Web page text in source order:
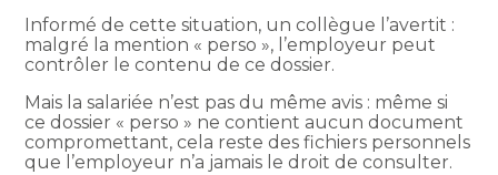
Informé de cette situation, un collègue l’avertit :
malgré la mention « perso », l’employeur peut
contrôler le contenu de ce dossier.
Mais la salariée n’est pas du même avis : même si
ce dossier « perso » ne contient aucun document
compromettant, cela reste des fichiers personnels
que l’employeur n’a jamais le droit de consulter.